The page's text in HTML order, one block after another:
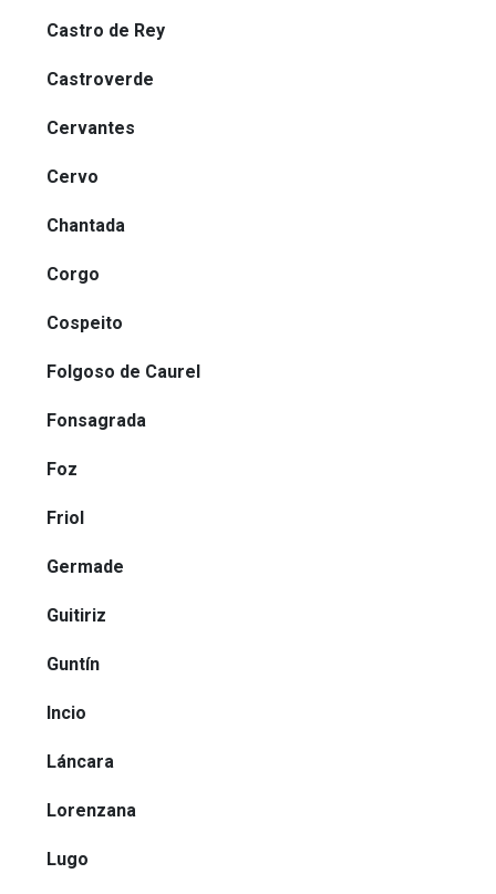
Castro de Rey
Castroverde
Cervantes
Cervo
Chantada
Corgo
Cospeito
Folgoso de Caurel
Fonsagrada
Foz
Friol
Germade
Guitiriz
Guntín
Incio
Láncara
Lorenzana
Lugo